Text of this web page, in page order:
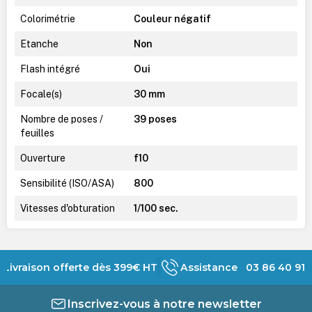
Colorimétrie Couleur négatif
Etanche Non
Flash intégré Oui
Focale(s) 30 mm
Nombre de poses /
feuilles
39 poses
Ouverture f10
Sensibilité (ISO/ASA) 800
Vitesses d'obturation 1/100 sec.
Livraison offerte dès 399€ HT Assistance 03 86 40 91
Inscrivez-vous à notre newsletter